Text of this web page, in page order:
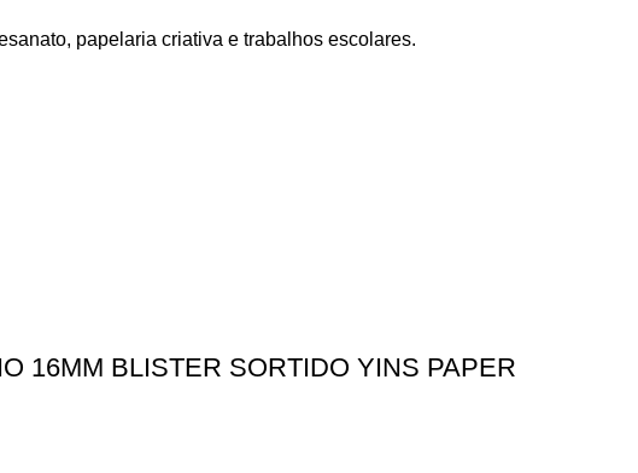
papelaria criativa e trabalhos escolares.
16MM BLISTER SORTIDO YINS PAPER